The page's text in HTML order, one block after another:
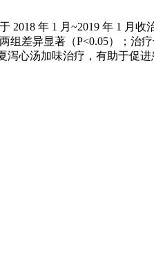
年 1 月~2019 年 1 月收
差异显著（P<0.05）；治
心汤加味治疗，有助于促